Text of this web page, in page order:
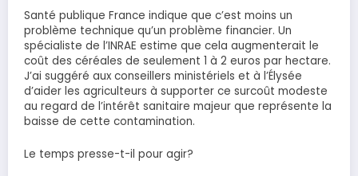
Santé publique France indique que c’est moins un
problème technique qu’un problème financier. Un
spécialiste de l’INRAE estime que cela augmenterait le
coût des céréales de seulement 1 à 2 euros par hectare.
J’ai suggéré aux conseillers ministériels et à l’Élysée
d’aider les agriculteurs à supporter ce surcoût modeste
au regard de l’intérêt sanitaire majeur que représente la
baisse de cette contamination.
Le temps presse-t-il pour agir?